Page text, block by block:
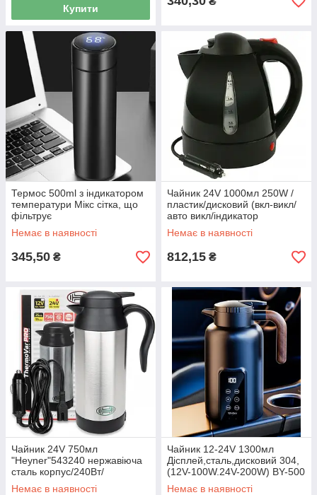
Купити
Термос 500ml з індикатором
температури Мікс сітка, що
фільтрує
Немає в наявності
345,50 ₴
Чайник 24V 1000мл 250W /
пластик/дисковий (вкл-викл/
авто викл/індикатор
живлення/зах.пер Black 4004
Немає в наявності
812,15 ₴
Чайник 24V 750мл
"Heyner"543240 нержавіюча
сталь корпус/240Вт/
автомат.запуск
Немає в наявності
Чайник 12-24V 1300мл
Дісплей,сталь,дисковий 304,
(12V-100W.24V-200W) BY-500
Немає в наявності